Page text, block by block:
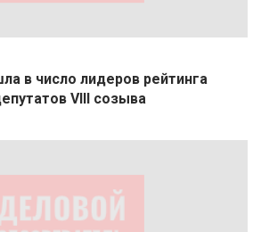
в число лидеров рейтинга
VIII созыва